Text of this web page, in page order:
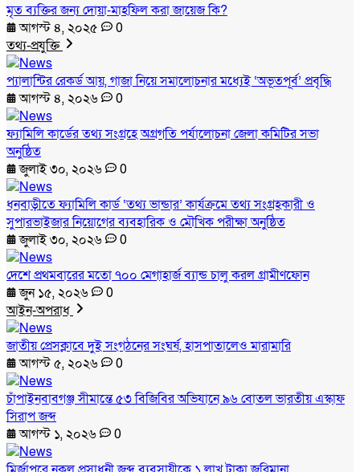
মৃত ব্যক্তির জন্য দোয়া-মাহফিল করা জায়েজ কি?
আগস্ট ৪, ২০২৫
0
তথ্য-প্রযুক্তি
প্যালান্টির রেকর্ড আয়, গাজা নিয়ে সমালোচনার মধ্যেই ‘অভূতপূর্ব’ প্রবৃদ্ধি
আগস্ট ৪, ২০২৬
0
ফ্যামিলি কার্ডের তথ্য সংগ্রহে অগ্রগতি পর্যালোচনা জেলা কমিটির সভা
অনুষ্ঠিত
জুলাই ৩০, ২০২৬
0
ধনবাড়ীতে ফ্যামিলি কার্ড ‘তথ্য ভান্ডার’ কার্যক্রমে তথ্য সংগ্রহকারী ও
সুপারভাইজার নিয়োগের ব্যবহারিক ও মৌখিক পরীক্ষা অনুষ্ঠিত
জুলাই ৩০, ২০২৬
0
দেশে প্রথমবারের মতো ৭০০ মেগাহার্জ ব্যান্ড চালু করল গ্রামীণফোন
জুন ১৫, ২০২৬
0
আইন-অপরাধ
জাতীয় প্রেসক্লাবে দুই সংগঠনের সংঘর্ষ, হাসপাতালেও মারামারি
আগস্ট ৫, ২০২৬
0
চাঁপাইনবাবগঞ্জ সীমান্তে ৫৩ বিজিবির অভিযানে ৯৬ বোতল ভারতীয় এস্কাফ
সিরাপ জব্দ
আগস্ট ১, ২০২৬
0